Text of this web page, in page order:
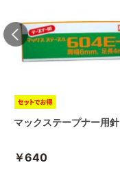
マックステープナー用針
￥640